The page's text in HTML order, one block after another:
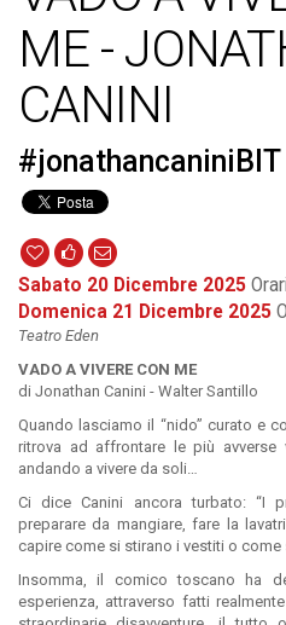
ME -
CANINI
#jonathancaniniBIT
Sabato 20 Dicembre 2025
Domenica 21 Dicembre 2025
Teatro Eden
VADO A VIVERE CON ME
di Jonathan Canini - Walter Santillo
Quando lasciamo il “nido” curato e
ritrova ad affrontare le più
andando a vivere da soli…
Ci dice Canini ancora turbato: “I
preparare da mangiare, fare la
capire come si stirano i vestiti o
Insomma, il comico toscano ha
esperienza, attraverso fatti